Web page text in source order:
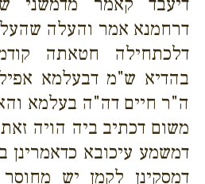
דרחמנא אמר והעלה
דלכתחילה חטאתה
בהדיא ש"מ דבעלמא
ה"ר חיים דה"ה בעלמא
משום דכתיב ביה הויה
דמשמע עיכובא כדאמרינן
דמסקינן לקמן יש